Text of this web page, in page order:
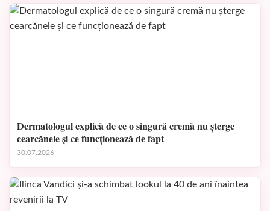
Dermatologul explică de ce o singură cremă nu șterge
cearcănele și ce funcționează de fapt
30.07.2026